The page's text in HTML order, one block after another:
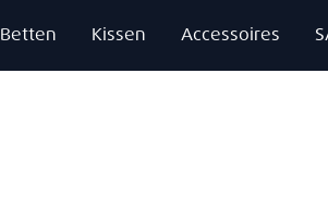
Betten Kissen Accessoires